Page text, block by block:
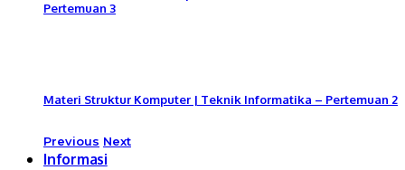
Pertemuan 3
Materi Struktur Komputer | Teknik Informatika – Pertemuan 2
Previous Next
Informasi